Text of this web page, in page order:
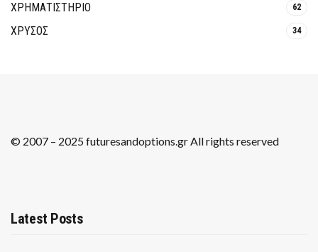
ΧΡΗΜΑΤΙΣΤΗΡΙΟ 62
ΧΡΥΣΟΣ 34
© 2007 – 2025 futuresandoptions.gr All rights reserved
Latest Posts